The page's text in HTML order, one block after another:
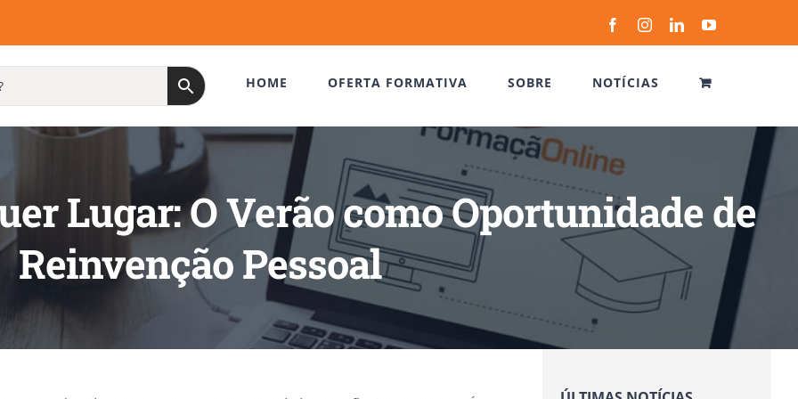
FacebookInstagramLinkedInYouTube
HOME OFERTA FORMATIVA SOBRE NOTÍCIAS
Lugar: O Verão como Oportunidade de
Reinvenção Pessoal